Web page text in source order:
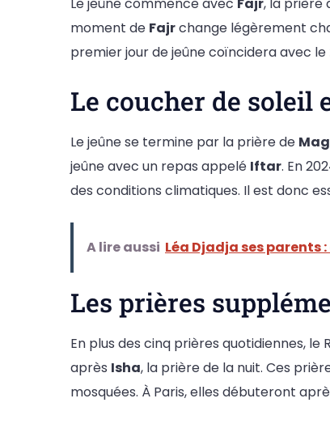
moment de Fajrchange légèrement
premier jour de jeûne coïncidera avec le
Le coucher de soleil
Le jeûne se termine par la prière de
jeûne avec un repas appelé Iftar. En
des conditions climatiques. Il est donc
A lire aussi Léa Djadja ses
Les prières
En plus des cinq prières quotidiennes,
après Isha, la prière de la nuit. Ces
mosquées. À Paris, elles débuteront